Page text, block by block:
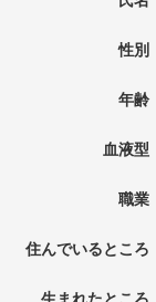
性別
年齢
血液型
職業
住んでいるところ